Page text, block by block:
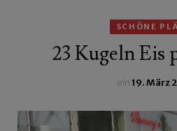
SCHÖNE
23 Kugeln Eis
ein19. März